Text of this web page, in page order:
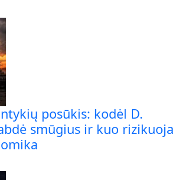
posūkis: kodėl D.
smūgius ir kuo rizikuoja